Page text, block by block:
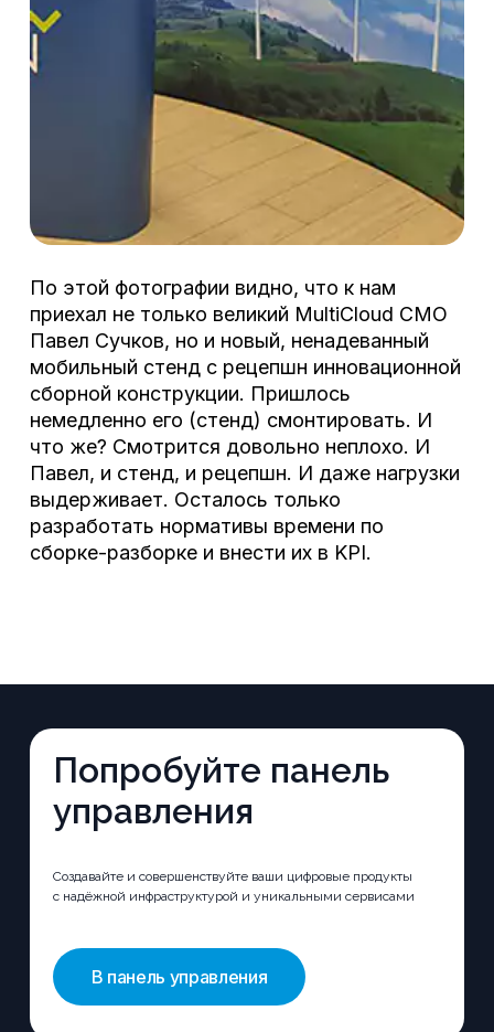
По этой фотографии видно, что к нам
приехал не только великий MultiCloud CMO
Павел Сучков, но и новый, ненадеванный
мобильный стенд с рецепшн инновационной
сборной конструкции. Пришлось
немедленно его (стенд) смонтировать. И
что же? Смотрится довольно неплохо. И
Павел, и стенд, и рецепшн. И даже нагрузки
выдерживает. Осталось только
разработать нормативы времени по
сборке-разборке и внести их в KPI.
Попробуйте панель
управления
Создавайте и совершенствуйте ваши цифровые продукты
с надёжной инфраструктурой и уникальными сервисами
В панель управления